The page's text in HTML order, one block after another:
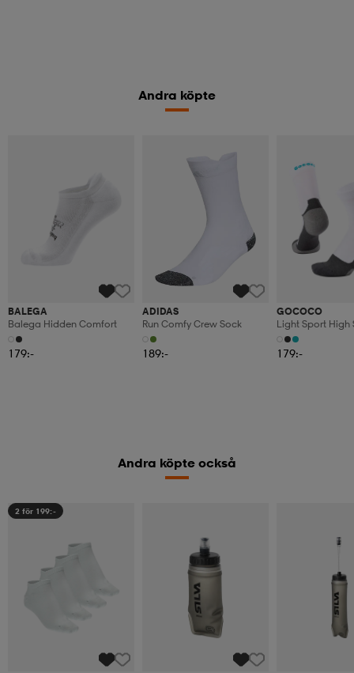
Andra köpte
BALEGA
Balega Hidden Comfort
179:-
ADIDAS
Run Comfy Crew Sock
189:-
GOCOCO
Light Sport High
179:-
Andra köpte också
2 för 199:-